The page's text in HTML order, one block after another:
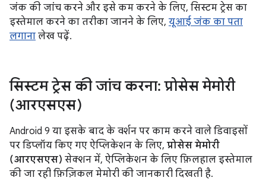
जंक की जांच करने और इसे कम करने के लिए, सिस्टम ट्रेस का
इस्तेमाल करने का तरीका जानने के लिए, यूआई जंक का पता
लगाना लेख पढ़ें.
सिस्टम ट्रेस की जांच करना: प्रोसेस मेमोरी
(आरएसएस)
Android 9 या इसके बाद के वर्शन पर काम करने वाले डिवाइसों
पर डिप्लॉय किए गए ऐप्लिकेशन के लिए, प्रोसेस मेमोरी
(आरएसएस) सेक्शन में, ऐप्लिकेशन के लिए फ़िलहाल इस्तेमाल
की जा रही फ़िज़िकल मेमोरी की जानकारी दिखती है.